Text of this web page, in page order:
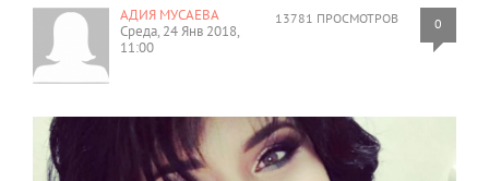
13781 ПРОСМОТРОВ 0
АДИЯ МУСАЕВА
Среда, 24 Янв 2018,
11:00